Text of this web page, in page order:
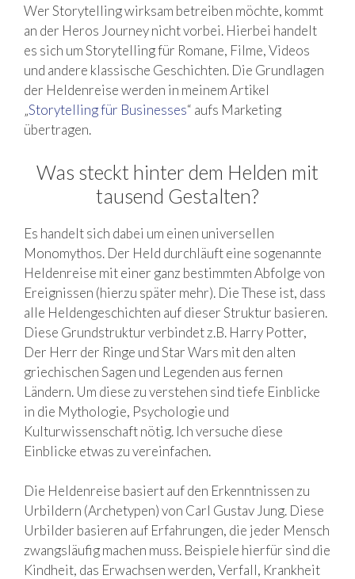
Wer Storytelling wirksam betreiben möchte, kommt
an der Heros Journey nicht vorbei. Hierbei handelt
es sich um Storytelling für Romane, Filme, Videos
und andere klassische Geschichten. Die Grundlagen
der Heldenreise werden in meinem Artikel
„Storytelling für Businesses“ aufs Marketing
übertragen.
Was steckt hinter dem Helden mit
tausend Gestalten?
Es handelt sich dabei um einen universellen
Monomythos. Der Held durchläuft eine sogenannte
Heldenreise mit einer ganz bestimmten Abfolge von
Ereignissen (hierzu später mehr). Die These ist, dass
alle Heldengeschichten auf dieser Struktur basieren.
Diese Grundstruktur verbindet z.B. Harry Potter,
Der Herr der Ringe und Star Wars mit den alten
griechischen Sagen und Legenden aus fernen
Ländern. Um diese zu verstehen sind tiefe Einblicke
in die Mythologie, Psychologie und
Kulturwissenschaft nötig. Ich versuche diese
Einblicke etwas zu vereinfachen.
Die Heldenreise basiert auf den Erkenntnissen zu
Urbildern (Archetypen) von Carl Gustav Jung. Diese
Urbilder basieren auf Erfahrungen, die jeder Mensch
zwangsläufig machen muss. Beispiele hierfür sind die
Kindheit, das Erwachsen werden, Verfall, Krankheit